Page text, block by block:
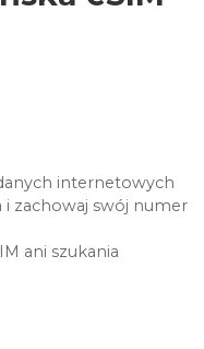
internetowych
zachowaj swój numer
ani szukania